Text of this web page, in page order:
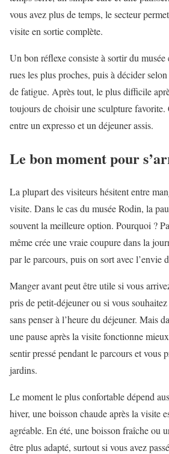
vous avez plus de temps, le secteur
visite en sortie complète.
Un bon réflexe consiste à sortir du musée
rues les plus proches, puis à décider
de fatigue. Après tout, le plus difficile
toujours de choisir une sculpture favorite.
entre un expresso et un déjeuner assis.
Le bon moment pour
La plupart des visiteurs hésitent entre
visite. Dans le cas du musée Rodin, la
souvent la meilleure option. Pourquoi ?
même crée une vraie coupure dans la
par le parcours, puis on sort avec l’envie
Manger avant peut être utile si vous
pris de petit-déjeuner ou si vous
sans penser à l’heure du déjeuner. Mais
une pause après la visite fonctionne
sentir pressé pendant le parcours et vous
jardins.
Le moment le plus confortable dépend
hiver, une boisson chaude après la visite
agréable. En été, une boisson fraîche ou
être plus adapté, surtout si vous avez